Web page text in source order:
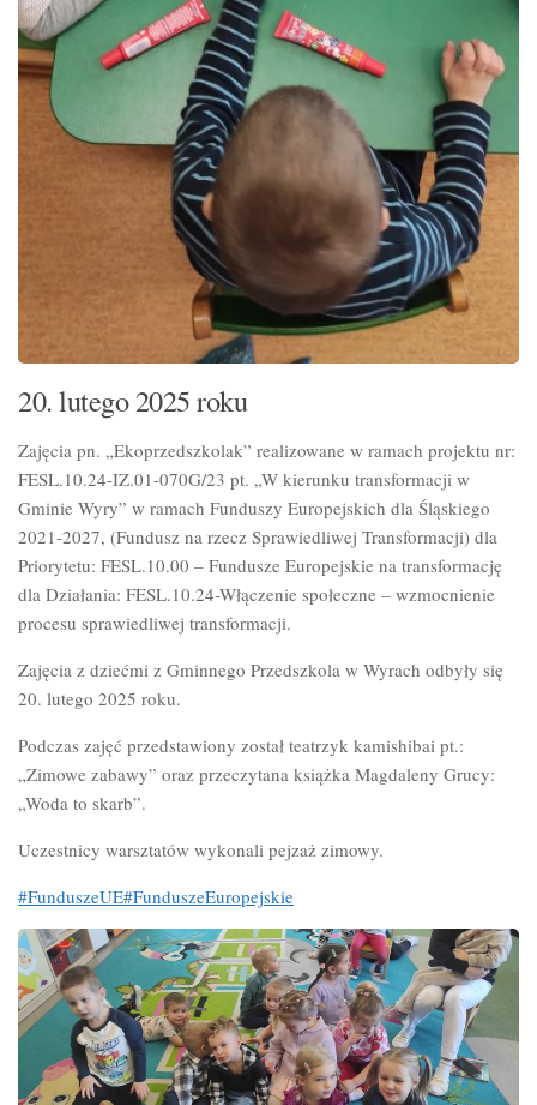
20. lutego 2025 roku
Zajęcia pn. „Ekoprzedszkolak” realizowane w ramach projektu nr:
FESL.10.24-IZ.01-070G/23 pt. „W kierunku transformacji w
Gminie Wyry” w ramach Funduszy Europejskich dla Śląskiego
2021-2027, (Fundusz na rzecz Sprawiedliwej Transformacji) dla
Priorytetu: FESL.10.00 – Fundusze Europejskie na transformację
dla Działania: FESL.10.24-Włączenie społeczne – wzmocnienie
procesu sprawiedliwej transformacji.
Zajęcia z dziećmi z Gminnego Przedszkola w Wyrach odbyły się
20. lutego 2025 roku.
Podczas zajęć przedstawiony został teatrzyk kamishibai pt.:
„Zimowe zabawy” oraz przeczytana książka Magdaleny Grucy:
„Woda to skarb”.
Uczestnicy warsztatów wykonali pejzaż zimowy.
#FunduszeUE#FunduszeEuropejskie